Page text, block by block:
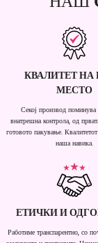
КВАЛИТЕТ НА
МЕСТО
Секој производ поминува
внатрешна контрола, од
готовото пакување.
наша навика.
ЕТИЧКИ И
Работиме транспарентно, со